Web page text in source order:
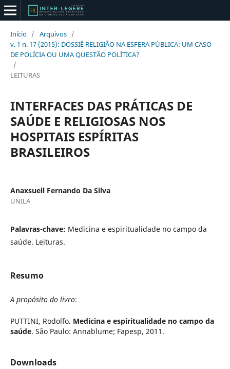
Início / Arquivos /
v. 1 n. 17 (2015): DOSSIÊ RELIGIÃO NA ESFERA PÚBLICA: UM CASO
DE POLÍCIA OU UMA QUESTÃO POLÍTICA?
/
LEITURAS
INTERFACES DAS PRÁTICAS DE
SAÚDE E RELIGIOSAS NOS
HOSPITAIS ESPÍRITAS
BRASILEIROS
Anaxsuell Fernando Da Silva
UNILA
Palavras-chave: Medicina e espiritualidade no campo da
saúde. Leituras.
Resumo
A propósito do livro:
PUTTINI, Rodolfo. Medicina e espiritualidade no campo da
saúde. São Paulo: Annablume; Fapesp, 2011.
Downloads